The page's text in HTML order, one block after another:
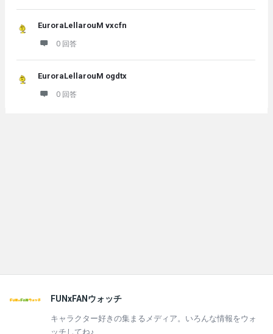
EuroraLellarouM vxcfn
0 回答
EuroraLellarouM ogdtx
0 回答
フ
FUNxFANウォッチ
キャラクター好きの集まるメディア。いろんな情報をウォ
ッチしてね♪